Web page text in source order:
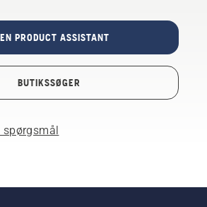
PRODUCT ASSISTANT
BUTIKSSØGER
spørgsmål